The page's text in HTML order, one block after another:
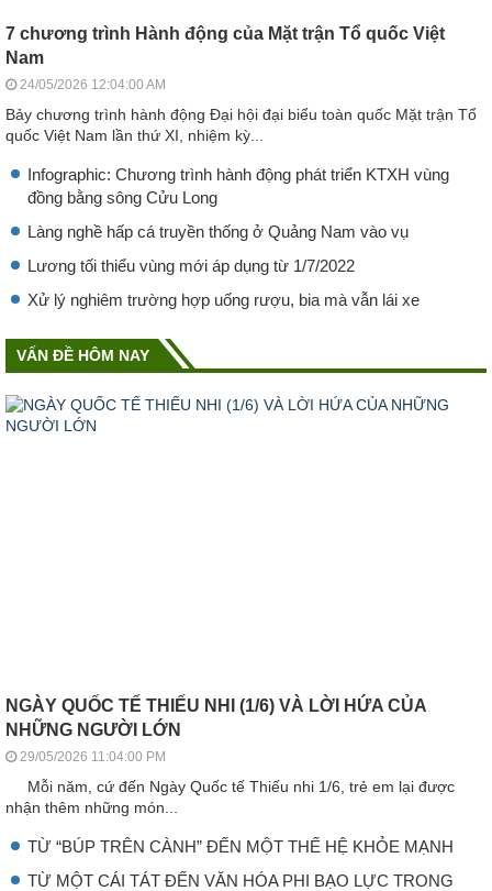
7 chương trình Hành động của Mặt trận Tổ quốc Việt
Nam
24/05/2026 12:04:00 AM
Bảy chương trình hành động Đại hội đại biểu toàn quốc Mặt trận Tổ
quốc Việt Nam lần thứ XI, nhiệm kỳ...
Infographic: Chương trình hành động phát triển KTXH vùng
đồng bằng sông Cửu Long
Làng nghề hấp cá truyền thống ở Quảng Nam vào vụ
Lương tối thiểu vùng mới áp dụng từ 1/7/2022
Xử lý nghiêm trường hợp uống rượu, bia mà vẫn lái xe
VẤN ĐỀ HÔM NAY
NGÀY QUỐC TẾ THIẾU NHI (1/6) VÀ LỜI HỨA CỦA
NHỮNG NGƯỜI LỚN
29/05/2026 11:04:00 PM
Mỗi năm, cứ đến Ngày Quốc tế Thiếu nhi 1/6, trẻ em lại được
nhận thêm những món...
TỪ “BÚP TRÊN CÀNH” ĐẾN MỘT THẾ HỆ KHỎE MẠNH
TỪ MỘT CÁI TÁT ĐẾN VĂN HÓA PHI BẠO LỰC TRONG